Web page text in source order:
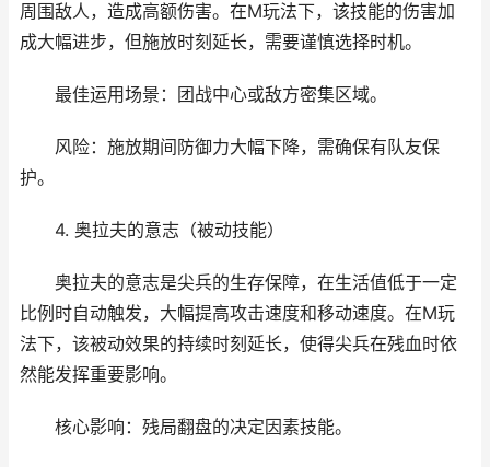
周围敌人，造成高额伤害。在M玩法下，该技能的伤害加
成大幅进步，但施放时刻延长，需要谨慎选择时机。
最佳运用场景：团战中心或敌方密集区域。
风险：施放期间防御力大幅下降，需确保有队友保
护。
4. 奥拉夫的意志（被动技能）
奥拉夫的意志是尖兵的生存保障，在生活值低于一定
比例时自动触发，大幅提高攻击速度和移动速度。在M玩
法下，该被动效果的持续时刻延长，使得尖兵在残血时依
然能发挥重要影响。
核心影响：残局翻盘的决定因素技能。